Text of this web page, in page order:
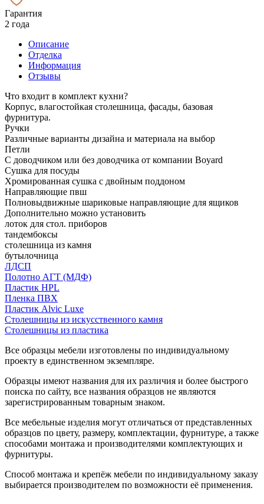
Гарантия
2 года
Описание
Отделка
Информация
Отзывы
Что входит в комплект кухни?
Корпус, влагостойкая столешница, фасады, базовая
фурнитура.
Ручки
Различные варианты дизайна и материала на выбор
Петли
С доводчиком или без доводчика от компании Boyard
Сушка для посуды
Хромированная сушка с двойным поддоном
Направляющие пвш
Полновыдвижные шариковые направляющие для ящиков
Дополнительно можно установить
лоток для стол. приборов
тандембоксы
столешница из камня
бутылочница
ЛДСП
Полотно АГТ (МДФ)
Пластик HPL
Пленка ПВХ
Пластик Alvic Luxe
Столешницы из искусственного камня
Столешницы из пластика
Все образцы мебели изготовлены по индивидуальному
проекту в единственном экземпляре.
Образцы имеют названия для их различия и более быстрого
поиска по сайту, все названия образцов не являются
зарегистрированным товарным знаком.
Все мебельные изделия могут отличаться от представленных
образцов по цвету, размеру, комплектации, фурнитуре, а также
способами монтажа и производителями комплектующих и
фурнитуры.
Способ монтажа и крепёж мебели по индивидуальному заказу
выбирается производителем по возможности её применения.